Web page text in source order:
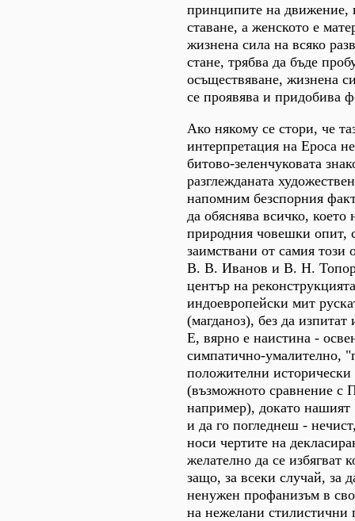
принципите на движение,
ставане, а женското е
жизнена сила на всяко
стане, трябва да бъде
осъществяване, жизнена
се проявява и придобива
Ако някому се стори, че
интерпретация на Ероса
битово-зеленчуковата
разглежданата
напомним безспорния
да обяснява всичко, което
природния човешки опит,
заимствани от самия този
В. В. Иванов и В. Н.
център на
индоевропейски мит
(магданоз), без да изпитат
Е, вярно е наистина -
симпатично-умалително,
положителни исторически
(възможното сравнение с
например), докато нашият
и да го погледнеш -
носи чертите на
желателно да се избягват
защо, за всеки случай, за
ненужен профанизъм в
на нежелани стилистични